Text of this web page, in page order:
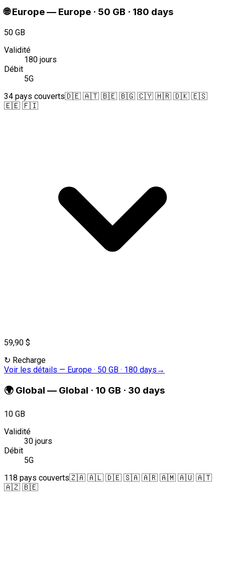
🌐 Europe— Europe · 50 GB · 180 days
50 GB
Validité
180 jours
Débit
5G
34 pays couverts🇩🇪 🇦🇹 🇧🇪 🇧🇬 🇨🇾 🇭🇷 🇩🇰 🇪🇸
🇪🇪 🇫🇮
59,90 $
↻ Recharge
Voir les détails — Europe · 50 GB · 180 days →
🌍 Global — Global · 10 GB · 30 days
10 GB
Validité
30 jours
Débit
5G
118 pays couverts🇿🇦 🇦🇱 🇩🇪 🇸🇦 🇦🇷 🇦🇲 🇦🇺 🇦🇹
🇦🇿 🇧🇪